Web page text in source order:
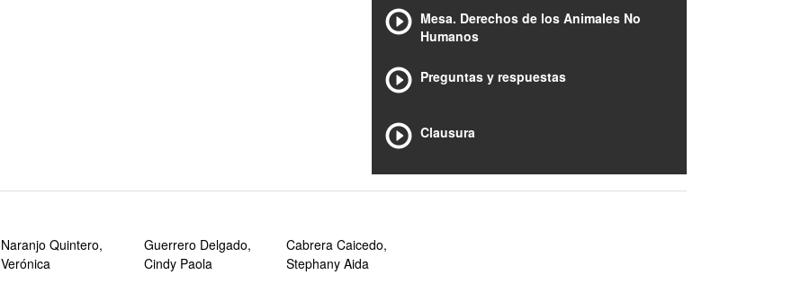
Mesa. Derechos de los Animales No
Humanos
Preguntas y respuestas
Clausura
Naranjo Quintero,
Verónica
Guerrero Delgado,
Cindy Paola
Cabrera Caicedo,
Stephany Aida